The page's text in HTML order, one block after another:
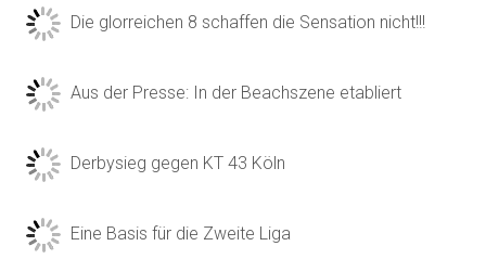
Die glorreichen 8 schaffen die Sensation nicht!!!
Aus der Presse: In der Beachszene etabliert
Derbysieg gegen KT 43 Köln
Eine Basis für die Zweite Liga